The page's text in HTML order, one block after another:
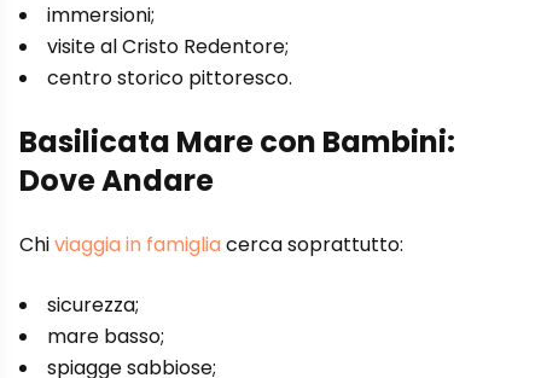
immersioni;
visite al Cristo Redentore;
centro storico pittoresco.
Basilicata Mare con Bambini:
Dove Andare
Chiviaggia in famigliacerca soprattutto:
sicurezza;
mare basso;
spiagge sabbiose;